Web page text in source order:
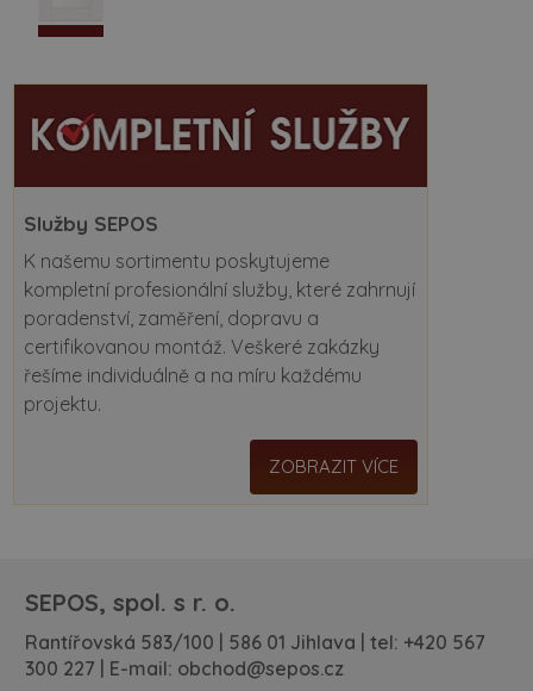
Služby SEPOS
K našemu sortimentu poskytujeme
kompletní profesionální služby, které zahrnují
poradenství, zaměření, dopravu a
certifikovanou montáž. Veškeré zakázky
řešíme individuálně a na míru každému
projektu.
ZOBRAZIT VÍCE
SEPOS, spol. s r. o.
Rantířovská 583/100 | 586 01 Jihlava | tel: +420 567
300 227 | E-mail: obchod@sepos.cz